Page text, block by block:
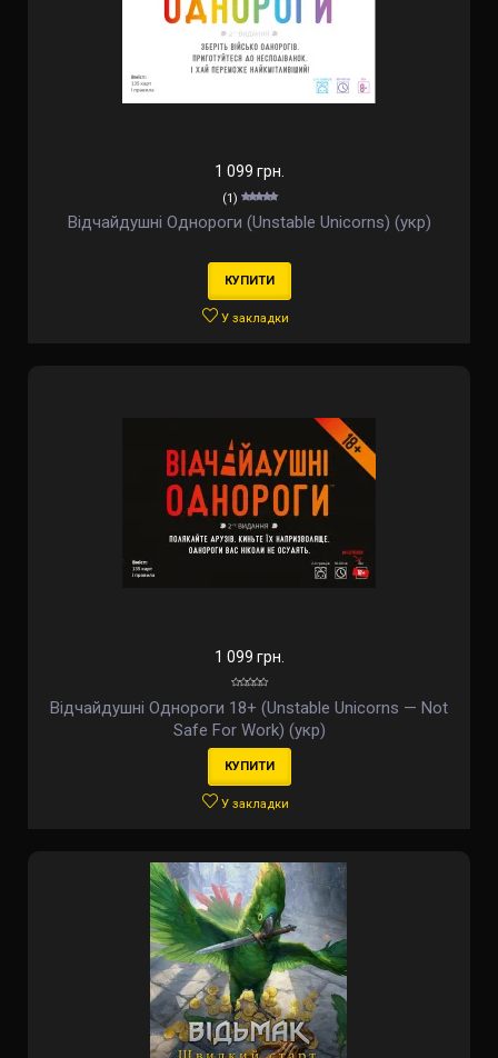
1 099 грн.
(1)
Відчайдушні Однороги (Unstable Unicorns) (укр)
КУПИТИ
У закладки
1 099 грн.
Відчайдушні Однороги 18+ (Unstable Unicorns — Not
Safe For Work) (укр)
КУПИТИ
У закладки